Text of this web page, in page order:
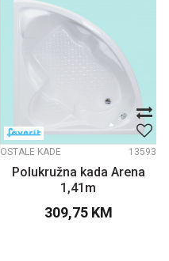
OSTALE KADE 13593
Polukružna kada Arena
1,41m
309,75 KM